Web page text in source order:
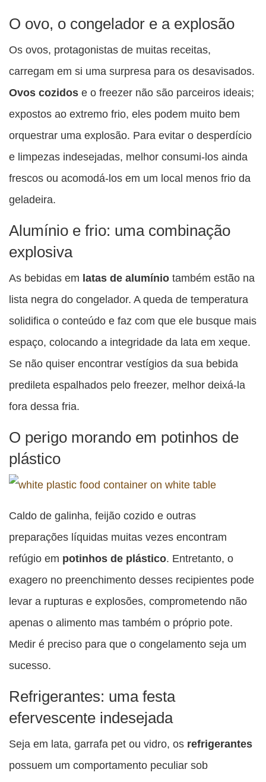
O ovo, o congelador e a explosão
Os ovos, protagonistas de muitas receitas,
carregam em si uma surpresa para os desavisados.
Ovos cozidos e o freezer não são parceiros ideais;
expostos ao extremo frio, eles podem muito bem
orquestrar uma explosão. Para evitar o desperdício
e limpezas indesejadas, melhor consumi-los ainda
frescos ou acomodá-los em um local menos frio da
geladeira.
Alumínio e frio: uma combinação
explosiva
As bebidas em latas de alumínio também estão na
lista negra do congelador. A queda de temperatura
solidifica o conteúdo e faz com que ele busque mais
espaço, colocando a integridade da lata em xeque.
Se não quiser encontrar vestígios da sua bebida
predileta espalhados pelo freezer, melhor deixá-la
fora dessa fria.
O perigo morando em potinhos de
plástico
Caldo de galinha, feijão cozido e outras
preparações líquidas muitas vezes encontram
refúgio em potinhos de plástico. Entretanto, o
exagero no preenchimento desses recipientes pode
levar a rupturas e explosões, comprometendo não
apenas o alimento mas também o próprio pote.
Medir é preciso para que o congelamento seja um
sucesso.
Refrigerantes: uma festa
efervescente indesejada
Seja em lata, garrafa pet ou vidro, os refrigerantes
possuem um comportamento peculiar sob